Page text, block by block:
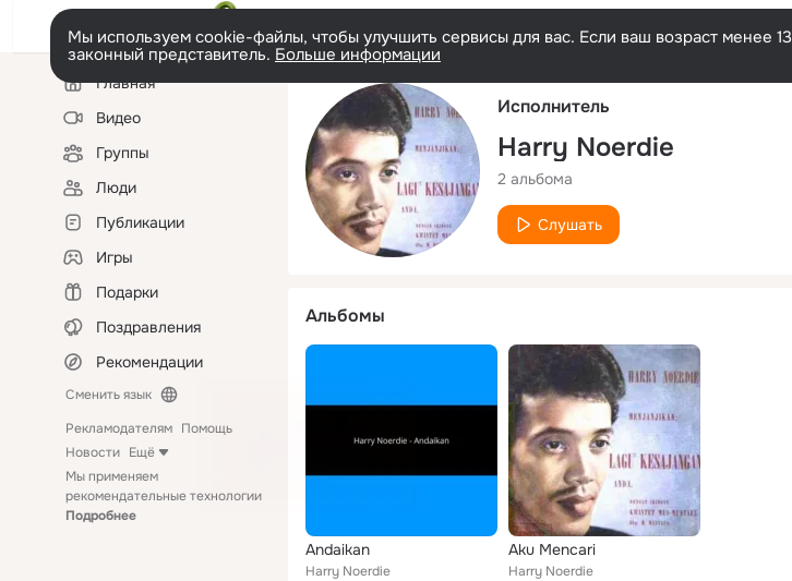
Мы используем cookie-файлы, чтобы улучшить сервисы для вас. Если ваш возраст менее
законный представитель. Больше информации
Левая
колонкаГлавная
Видео
Группы
Люди
Публикации
Игры
Подарки
Поздравления
Рекомендации
Сменить язык
Рекламодателям Помощь
Новости Ещё
Мы применяем
рекомендательные технологии
Подробнее
Исполнитель
Harry Noerdie
2 альбома
Слушать
Альбомы
Andaikan
Harry Noerdie
Aku Mencari
Harry Noerdie